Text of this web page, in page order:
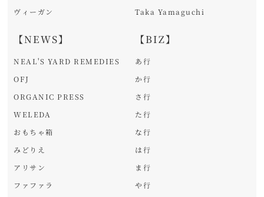
ヴィーガン
【NEWS】
NEAL'S YARD REMEDIES
OFJ
ORGANIC PRESS
WELEDA
おもちゃ箱
みどりえ
アリサン
ファファラ
Taka Yamaguchi
【BIZ】
あ行
か行
さ行
た行
な行
は行
ま行
や行